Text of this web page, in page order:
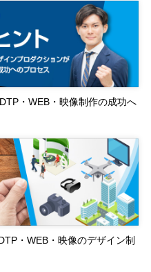
・WEB・映像制作の成功へ
・WEB・映像のデザイン制